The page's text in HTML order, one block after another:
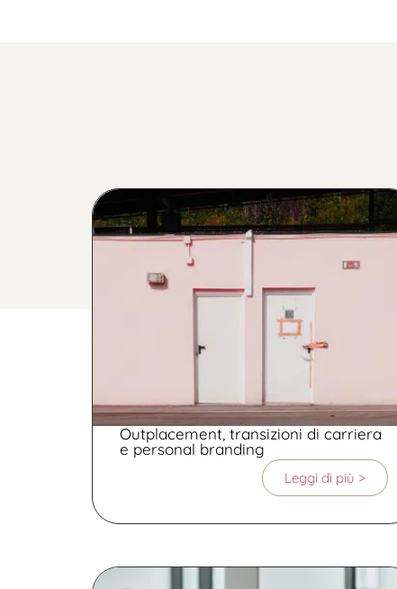
Outplacement, transizioni di carriera
e personal branding
Leggi di più >